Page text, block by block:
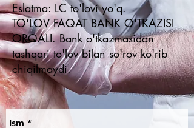
Eslatma: LC to'lovi yo'q.
TO'LOV FAQAT BANK O'TKAZISI
ORQALI. Bank o'tkazmasidan
tashqari to'lov bilan so'rov ko'rib
chiqilmaydi.